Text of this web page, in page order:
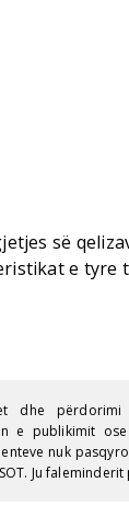
së
e tyre
dhe përdorimi
e publikimit
nuk
Ju